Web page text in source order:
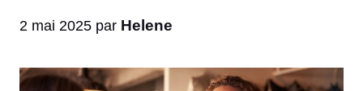
2 mai 2025 par Helene